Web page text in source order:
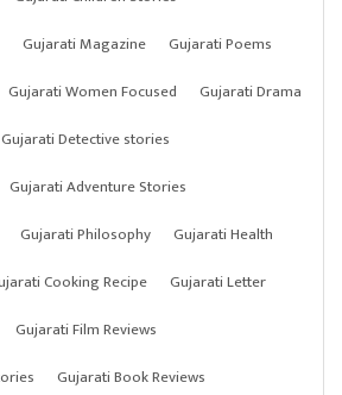
Gujarati Magazine
Gujarati Poems
Gujarati Women Focused
Gujarati Drama
Gujarati Detective stories
Gujarati Adventure Stories
Gujarati Philosophy
Gujarati Health
Cooking Recipe
Gujarati Letter
Gujarati Film Reviews
Gujarati Book Reviews